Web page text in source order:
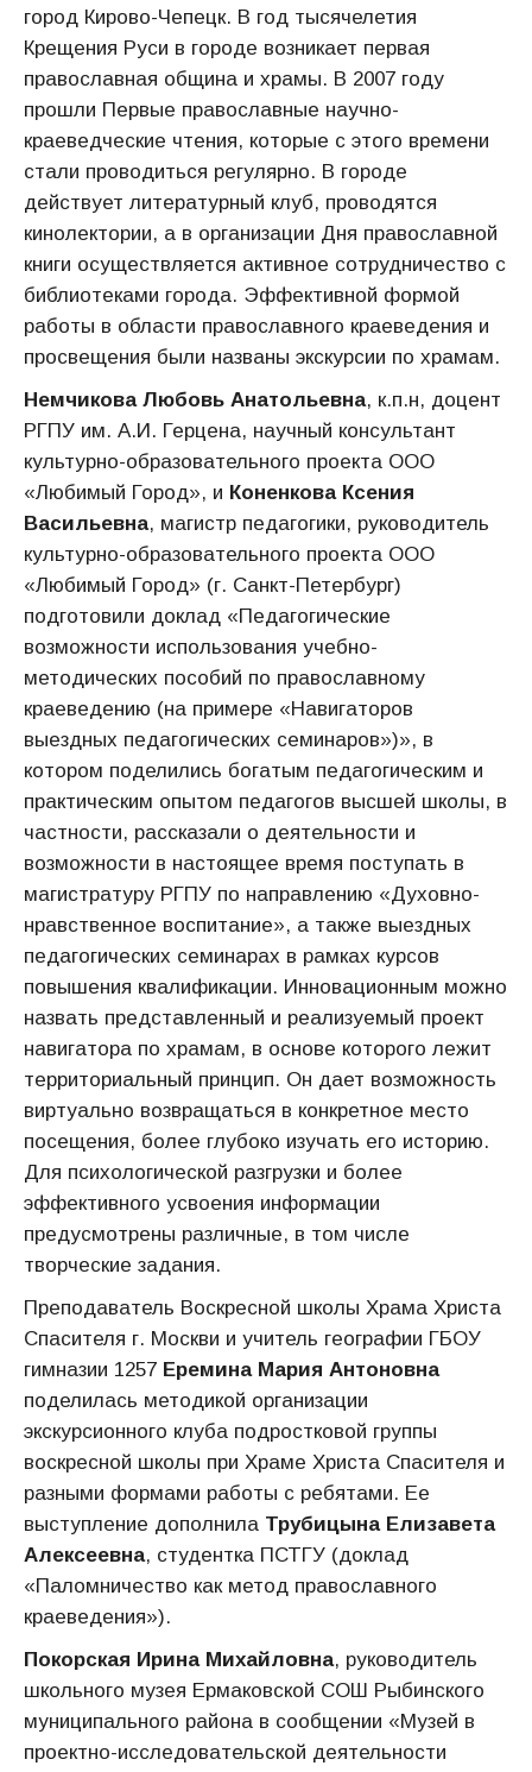
город Кирово-Чепецк. В год тысячелетия
Крещения Руси в городе возникает первая
православная община и храмы. В 2007 году
прошли Первые православные научно-
краеведческие чтения, которые с этого времени
стали проводиться регулярно. В городе
действует литературный клуб, проводятся
кинолектории, а в организации Дня православной
книги осуществляется активное сотрудничество с
библиотеками города. Эффективной формой
работы в области православного краеведения и
просвещения были названы экскурсии по храмам.
Немчикова Любовь Анатольевна, к.п.н, доцент
РГПУ им. А.И. Герцена, научный консультант
культурно-образовательного проекта ООО
«Любимый Город», и Коненкова Ксения
Васильевна, магистр педагогики, руководитель
культурно-образовательного проекта ООО
«Любимый Город» (г. Санкт-Петербург)
подготовили доклад «Педагогические
возможности использования учебно-
методических пособий по православному
краеведению (на примере «Навигаторов
выездных педагогических семинаров»)», в
котором поделились богатым педагогическим и
практическим опытом педагогов высшей школы, в
частности, рассказали о деятельности и
возможности в настоящее время поступать в
магистратуру РГПУ по направлению «Духовно-
нравственное воспитание», а также выездных
педагогических семинарах в рамках курсов
повышения квалификации. Инновационным можно
назвать представленный и реализуемый проект
навигатора по храмам, в основе которого лежит
территориальный принцип. Он дает возможность
виртуально возвращаться в конкретное место
посещения, более глубоко изучать его историю.
Для психологической разгрузки и более
эффективного усвоения информации
предусмотрены различные, в том числе
творческие задания.
Преподаватель Воскресной школы Храма Христа
Спасителя г. Москви и учитель географии ГБОУ
гимназии 1257 Еремина Мария Антоновна
поделилась методикой организации
экскурсионного клуба подростковой группы
воскресной школы при Храме Христа Спасителя и
разными формами работы с ребятами. Ее
выступление дополнила Трубицына Елизавета
Алексеевна, студентка ПСТГУ (доклад
«Паломничество как метод православного
краеведения»).
Покорская Ирина Михайловна, руководитель
школьного музея Ермаковской СОШ Рыбинского
муниципального района в сообщении «Музей в
проектно-исследовательской деятельности